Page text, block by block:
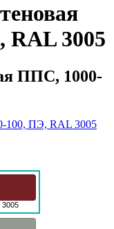
3005
ППС, 1000-
3005